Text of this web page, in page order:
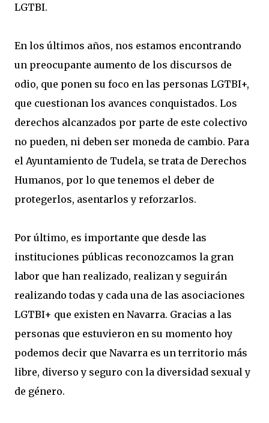
LGTBI.
En los últimos años, nos estamos encontrando
un preocupante aumento de los discursos de
odio, que ponen su foco en las personas LGTBI+,
que cuestionan los avances conquistados. Los
derechos alcanzados por parte de este colectivo
no pueden, ni deben ser moneda de cambio. Para
el Ayuntamiento de Tudela, se trata de Derechos
Humanos, por lo que tenemos el deber de
protegerlos, asentarlos y reforzarlos.
Por último, es importante que desde las
instituciones públicas reconozcamos la gran
labor que han realizado, realizan y seguirán
realizando todas y cada una de las asociaciones
LGTBI+ que existen en Navarra. Gracias a las
personas que estuvieron en su momento hoy
podemos decir que Navarra es un territorio más
libre, diverso y seguro con la diversidad sexual y
de género.